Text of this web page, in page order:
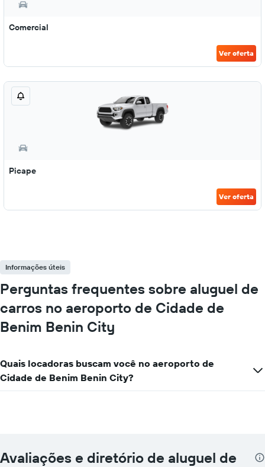
Comercial
Ver oferta
Picape
Ver oferta
Informações úteis
Perguntas frequentes sobre aluguel de
carros no aeroporto de Cidade de
Benim Benin City
Quais locadoras buscam você no aeroporto de
Cidade de Benim Benin City?
Avaliações e diretório de aluguel de